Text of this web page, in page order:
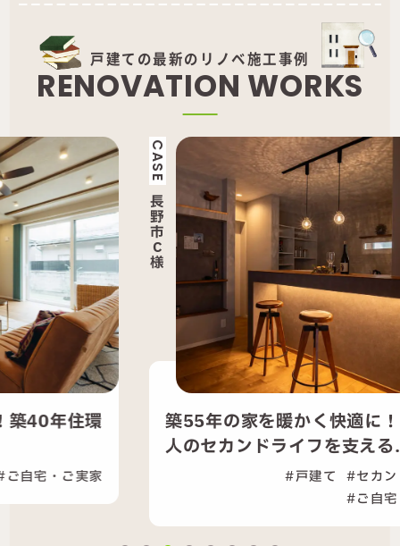
戸建ての最新のリノベ施工事例
RENOVATION WORKS
CASE
長
野
市
C
様
築55年の家を暖かく快適に！夫婦二
人のセカンドライフを支える...
セカンドライフ
市
M